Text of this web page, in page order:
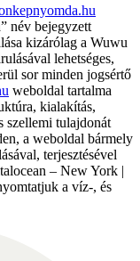
név bejegyzett
kizárólag a Wuwu
lehetséges,
sor minden jogsértő
weboldal tartalma
kialakítás,
tulajdonát
a weboldal bármely
terjesztésével
– New York |
a víz-, és